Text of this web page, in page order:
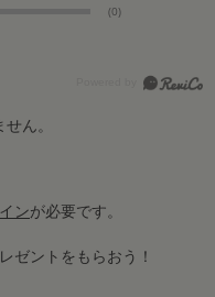
(0)
ん。
ンが必要です。
ゼントをもらおう！